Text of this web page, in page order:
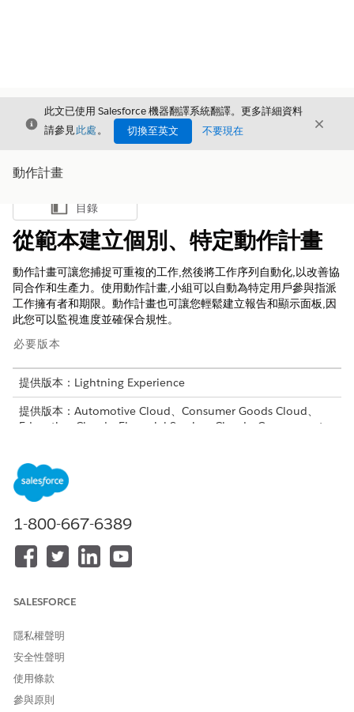
結束
此文已使用 Salesforce 機器翻譯系統翻譯。更多詳細資料
請參見此處。 切換至英文 不要現在 結束
動作計畫
顯示目錄
目錄
從範本建立個別、特定動作計畫
動作計畫可讓您捕捉可重複的工作,然後將工作序列自動化,以改善協
同合作和生產力。使用動作計畫,小組可以自動為特定用戶參與指派
工作擁有者和期限。動作計畫也可讓您輕鬆建立報告和顯示面板,因
此您可以監視進度並確保合規性。
必要版本
提供版本：Lightning Experience
提供版本：Automotive Cloud、Consumer Goods Cloud、
Education Cloud、Financial Services Cloud、Government
Solutions。
若要檢視記錄詳細資料,請按一下記錄。
在記錄詳細資料頁面的「動作計畫」區段中,按一下「
畫 」。
輸入動作計畫的名稱。
選取動作計畫開始的日期。
1-800-667-6389
SALESFORCE
隱私權聲明
安全性聲明
使用條款
參與原則